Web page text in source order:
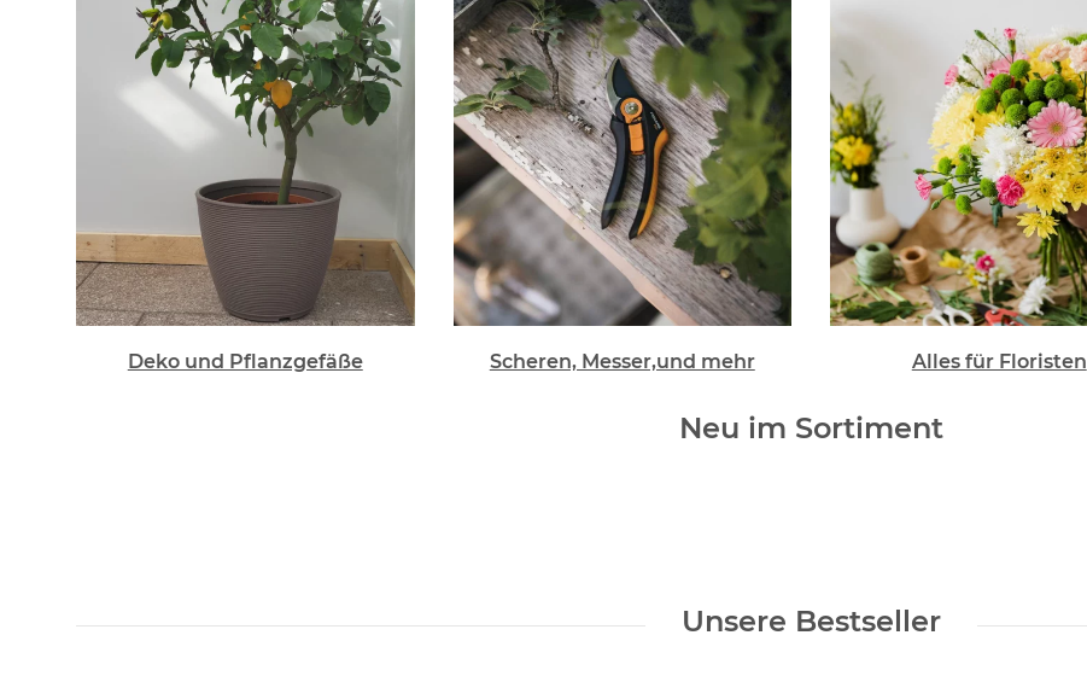
Deko und Pflanzgefäße Scheren, Messer,und mehr Alles für Floristen
Neu im Sortiment
Unsere Bestseller